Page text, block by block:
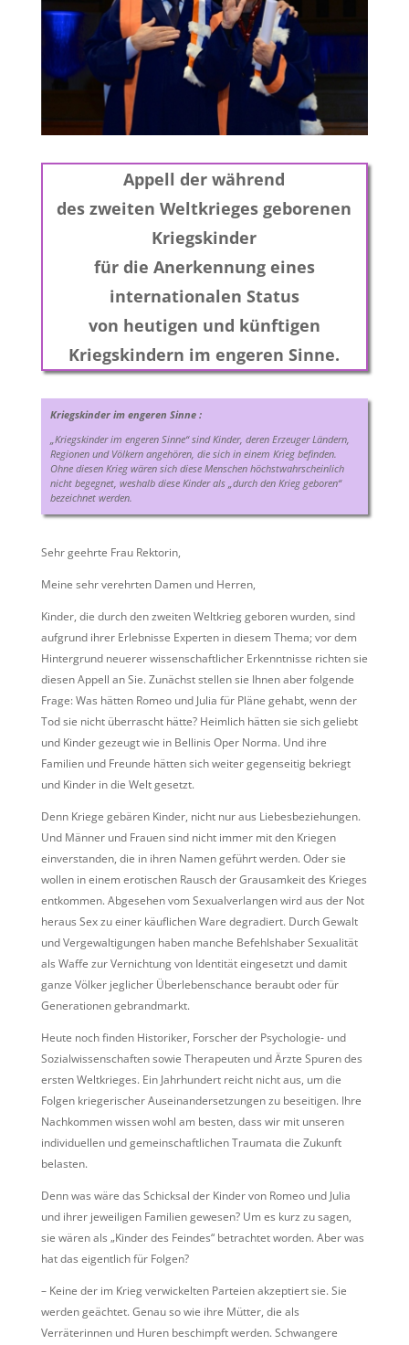
Appell der während
des zweiten Weltkrieges geborenen
Kriegskinder
für die Anerkennung eines
internationalen Status
von heutigen und künftigen
Kriegskindern im engeren Sinne.
Kriegskinder im engeren Sinne :
„Kriegskinder im engeren Sinne“ sind Kinder, deren Erzeuger Ländern,
Regionen und Völkern angehören, die sich in einem Krieg befinden.
Ohne diesen Krieg wären sich diese Menschen höchstwahrscheinlich
nicht begegnet, weshalb diese Kinder als „durch den Krieg geboren“
bezeichnet werden.
Sehr geehrte Frau Rektorin,
Meine sehr verehrten Damen und Herren,
Kinder, die durch den zweiten Weltkrieg geboren wurden, sind
aufgrund ihrer Erlebnisse Experten in diesem Thema; vor dem
Hintergrund neuerer wissenschaftlicher Erkenntnisse richten sie
diesen Appell an Sie. Zunächst stellen sie Ihnen aber folgende
Frage: Was hätten Romeo und Julia für Pläne gehabt, wenn der
Tod sie nicht überrascht hätte? Heimlich hätten sie sich geliebt
und Kinder gezeugt wie in Bellinis Oper Norma. Und ihre
Familien und Freunde hätten sich weiter gegenseitig bekriegt
und Kinder in die Welt gesetzt.
Denn Kriege gebären Kinder, nicht nur aus Liebesbeziehungen.
Und Männer und Frauen sind nicht immer mit den Kriegen
einverstanden, die in ihren Namen geführt werden. Oder sie
wollen in einem erotischen Rausch der Grausamkeit des Krieges
entkommen. Abgesehen vom Sexualverlangen wird aus der Not
heraus Sex zu einer käuflichen Ware degradiert. Durch Gewalt
und Vergewaltigungen haben manche Befehlshaber Sexualität
als Waffe zur Vernichtung von Identität eingesetzt und damit
ganze Völker jeglicher Überlebenschance beraubt oder für
Generationen gebrandmarkt.
Heute noch finden Historiker, Forscher der Psychologie- und
Sozialwissenschaften sowie Therapeuten und Ärzte Spuren des
ersten Weltkrieges. Ein Jahrhundert reicht nicht aus, um die
Folgen kriegerischer Auseinandersetzungen zu beseitigen. Ihre
Nachkommen wissen wohl am besten, dass wir mit unseren
individuellen und gemeinschaftlichen Traumata die Zukunft
belasten.
Denn was wäre das Schicksal der Kinder von Romeo und Julia
und ihrer jeweiligen Familien gewesen? Um es kurz zu sagen,
sie wären als „Kinder des Feindes“ betrachtet worden. Aber was
hat das eigentlich für Folgen?
– Keine der im Krieg verwickelten Parteien akzeptiert sie. Sie
werden geächtet. Genau so wie ihre Mütter, die als
Verräterinnen und Huren beschimpft werden. Schwangere